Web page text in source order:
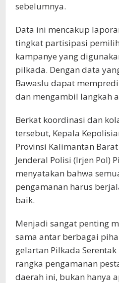
sebelumnya.
Data ini mencakup
tingkat partisipasi
kampanye yang
pilkada. Dengan data
Bawaslu dapat
dan mengambil langkah
Berkat koordinasi dan
tersebut, Kepala
Provinsi Kalimantan
Jenderal Polisi (Irjen Pol)
menyatakan bahwa
pengamanan harus
baik.
Menjadi sangat penting
sama antar berbagai
gelartan Pilkada
rangka pengamanan
daerah ini, bukan hanya